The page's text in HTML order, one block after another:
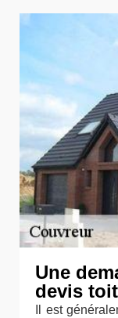
Une
devis
Il est